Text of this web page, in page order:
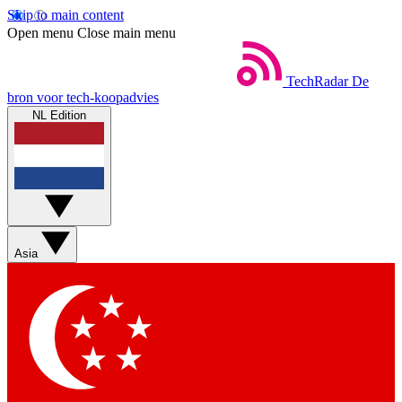
Skip to main content
Open menu Close main menu
TechRadar De
bron voor tech-koopadvies
NL Edition
Asia